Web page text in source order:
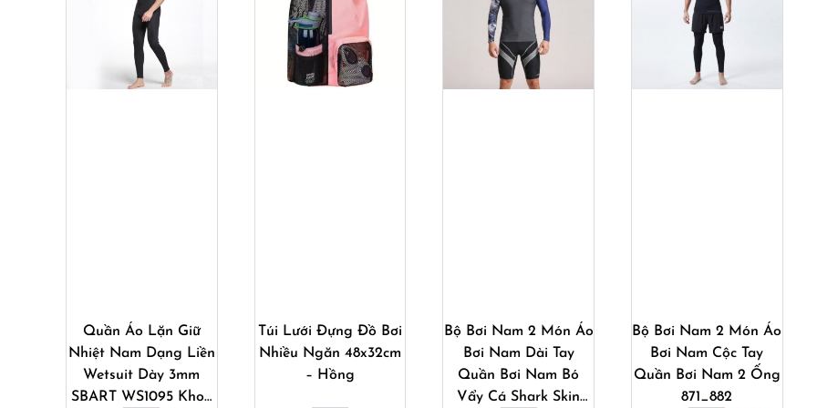
Quần Áo Lặn Giữ
Nhiệt Nam Dạng Liền
Wetsuit Dày 3mm
SBART WS1095 Khoá
Túi Lưới Đựng Đồ Bơi
Nhiều Ngăn 48x32cm
– Hồng
Bộ Bơi Nam 2 Món Áo
Bơi Nam Dài Tay
Quần Bơi Nam Bó
Vẩy Cá Shark Skin
Bộ Bơi Nam 2 Món Áo
Bơi Nam Cộc Tay
Quần Bơi Nam 2 Ống
871_882